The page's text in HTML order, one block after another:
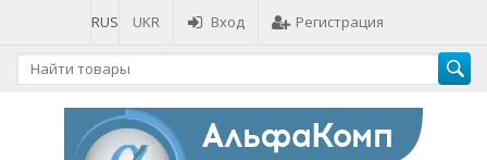
RUS UKR Вход Регистрация